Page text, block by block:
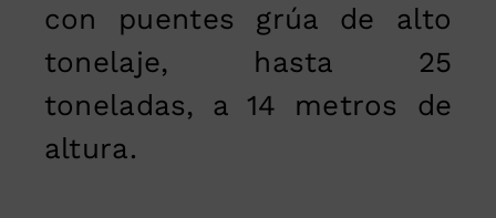
con puentes grúa de alto
tonelaje, hasta 25
toneladas, a 14 metros de
altura.